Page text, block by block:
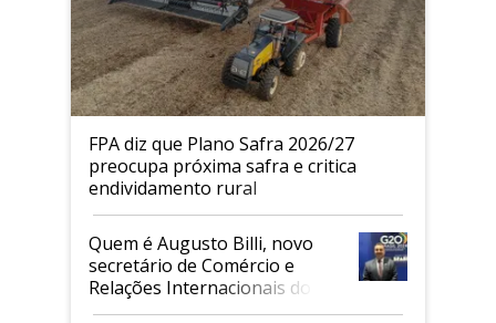
FPA diz que Plano Safra 2026/27
preocupa próxima safra e critica
endividamento rural
Quem é Augusto Billi, novo
secretário de Comércio e
Relações Internacionais do
Mapa